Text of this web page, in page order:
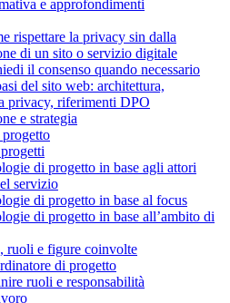
e approfondimenti
rispettare la privacy sin dalla
di un sito o servizio digitale
il consenso quando necessario
del sito web: architettura,
privacy, riferimenti DPO
e strategia
di progetto in base agli attori
servizio
di progetto in base al focus
di progetto in base all’ambito di
ruoli e figure coinvolte
di progetto
ruoli e responsabilità